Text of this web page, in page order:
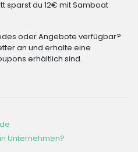
sparst du 12€ mit Samboat
oder Angebote verfügbar?
an und erhalte eine
erhältlich sind.
Unternehmen?